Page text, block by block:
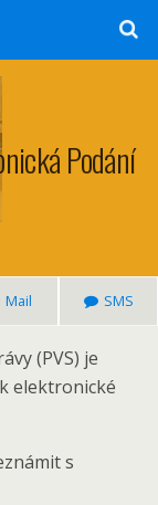
Podání
Mail SMS
(PVS) je
elektronické
s